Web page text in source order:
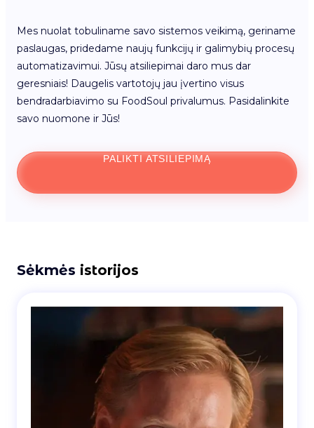
Mes nuolat tobuliname savo sistemos veikimą, geriname
paslaugas, pridedame naujų funkcijų ir galimybių procesų
automatizavimui. Jūsų atsiliepimai daro mus dar
geresniais! Daugelis vartotojų jau įvertino visus
bendradarbiavimo su FoodSoul privalumus. Pasidalinkite
savo nuomone ir Jūs!
PALIKTI ATSILIEPIMĄ
Sėkmės istorijos